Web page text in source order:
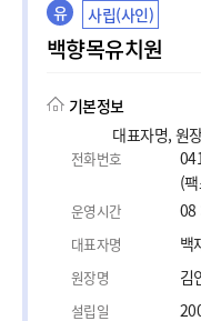
유 사립(사인)
백향목유치원
기본정보
대표자명, 원
전화번호
(
운영시간 08
대표자명 백
원장명 김
설립일